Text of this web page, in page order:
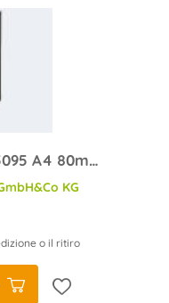
Leitz raccoglitore 10105095 A4 80mm plastica nero
KG
o il ritiro